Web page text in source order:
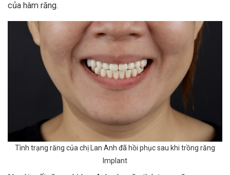
của hàm răng.
Tình trạng răng của chị Lan Anh đã hồi phục sau khi trồng răng
Implant